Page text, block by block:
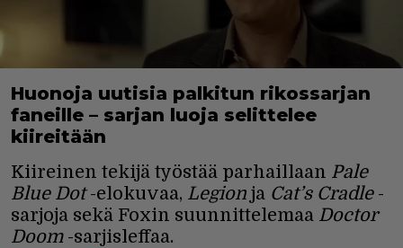
Huonoja uutisia palkitun rikossarjan
faneille – sarjan luoja selittelee
kiireitään
Kiireinen tekijä työstää parhaillaan Pale
Blue Dot-elokuvaa, Legion ja Cat’s Cradle-
sarjoja sekä Foxin suunnittelemaa Doctor
Doom-sarjisleffaa.